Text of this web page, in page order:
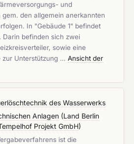
und
den allgemein anerkannten
In "Gebäude 1" befindet
Darin befinden sich zwei
sowie eine
zur Unterstützung … Ansicht der
des Wasserwerks
Anlagen (Land Berlin
Projekt GmbH)
ist die